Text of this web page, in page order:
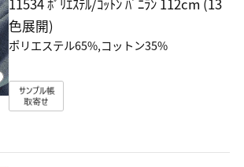
11534 ﾎﾟﾘｴｽﾃﾙ/ｺｯﾄﾝ ﾊﾞﾆﾗﾝ 112cm (13
色展開)
ポリエステル65%,コットン35%